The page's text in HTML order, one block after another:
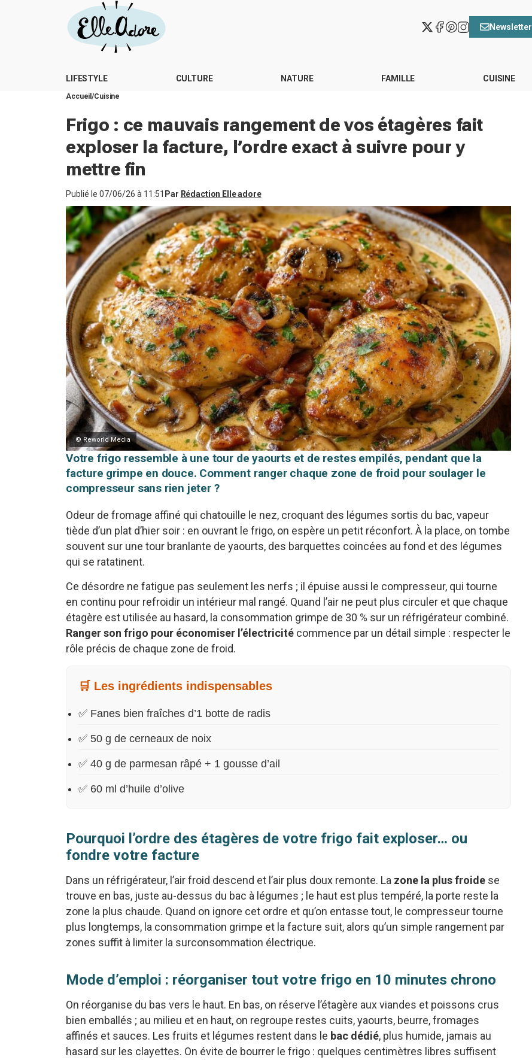
Newsletter
LIFESTYLE CULTURE NATURE FAMILLE CUISINE
Accueil Cuisine
Frigo : ce mauvais rangement de vos étagères fait
exploser la facture, l’ordre exact à suivre pour y
mettre fin
Publié le 07/06/26 à 11:51 Par Rédaction Elle adore
© Reworld Media
Votre frigo ressemble à une tour de yaourts et de restes empilés, pendant que la
facture grimpe en douce. Comment ranger chaque zone de froid pour soulager le
compresseur sans rien jeter ?
Odeur de fromage affiné qui chatouille le nez, croquant des légumes sortis du bac, vapeur
tiède d’un plat d’hier soir : en ouvrant le frigo, on espère un petit réconfort. À la place, on tombe
souvent sur une tour branlante de yaourts, des barquettes coincées au fond et des légumes
qui se ratatinent.
Ce désordre ne fatigue pas seulement les nerfs ; il épuise aussi le compresseur, qui tourne
en continu pour refroidir un intérieur mal rangé. Quand l’air ne peut plus circuler et que chaque
étagère est utilisée au hasard, la consommation grimpe de 30 % sur un réfrigérateur combiné.
Ranger son frigo pour économiser l’électricité commence par un détail simple : respecter le
rôle précis de chaque zone de froid.
🛒 Les ingrédients indispensables
✅ Fanes bien fraîches d’1 botte de radis
✅ 50 g de cerneaux de noix
✅ 40 g de parmesan râpé + 1 gousse d’ail
✅ 60 ml d’huile d’olive
Pourquoi l’ordre des étagères de votre frigo fait exploser… ou
fondre votre facture
Dans un réfrigérateur, l’air froid descend et l’air plus doux remonte. La zone la plus froide se
trouve en bas, juste au-dessus du bac à légumes ; le haut est plus tempéré, la porte reste la
zone la plus chaude. Quand on ignore cet ordre et qu’on entasse tout, le compresseur tourne
plus longtemps, la consommation grimpe et la facture suit, alors qu’un simple rangement par
zones suffit à limiter la surconsommation électrique.
Mode d’emploi : réorganiser tout votre frigo en 10 minutes chrono
On réorganise du bas vers le haut. En bas, on réserve l’étagère aux viandes et poissons crus
bien emballés ; au milieu et en haut, on regroupe restes cuits, yaourts, beurre, fromages
affinés et sauces. Les fruits et légumes restent dans le bac dédié, plus humide, jamais au
hasard sur les clayettes. On évite de bourrer le frigo : quelques centimètres libres suffisent